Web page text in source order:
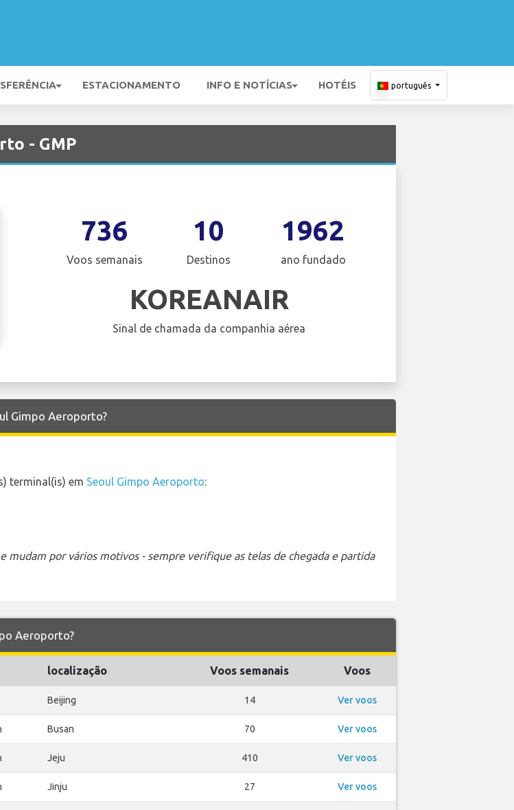
ESTACIONAMENTO INFO E NOTÍCIAS HOTÉIS português
- GMP
736
Voos semanais
10
Destinos
1962
ano fundado
KOREANAIR
Sinal de chamada da companhia aérea
Gimpo Aeroporto?
terminal(is) em Seoul Gimpo Aeroporto:
mudam por vários motivos - sempre verifique as telas de chegada e partida
Aeroporto?
localização Voos semanais Voos
Beijing 14 Ver voos
Busan 70 Ver voos
Jeju 410 Ver voos
Jinju 27 Ver voos